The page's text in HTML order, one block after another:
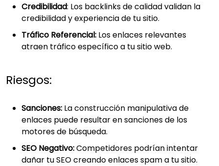
Credibilidad: Los backlinks de calidad validan la
credibilidad y experiencia de tu sitio.
Tráfico Referencial: Los enlaces relevantes
atraen tráfico específico a tu sitio web.
Riesgos:
Sanciones: La construcción manipulativa de
enlaces puede resultar en sanciones de los
motores de búsqueda.
SEO Negativo:Competidores podrían intentar
dañar tu SEO creando enlaces spam a tu sitio.